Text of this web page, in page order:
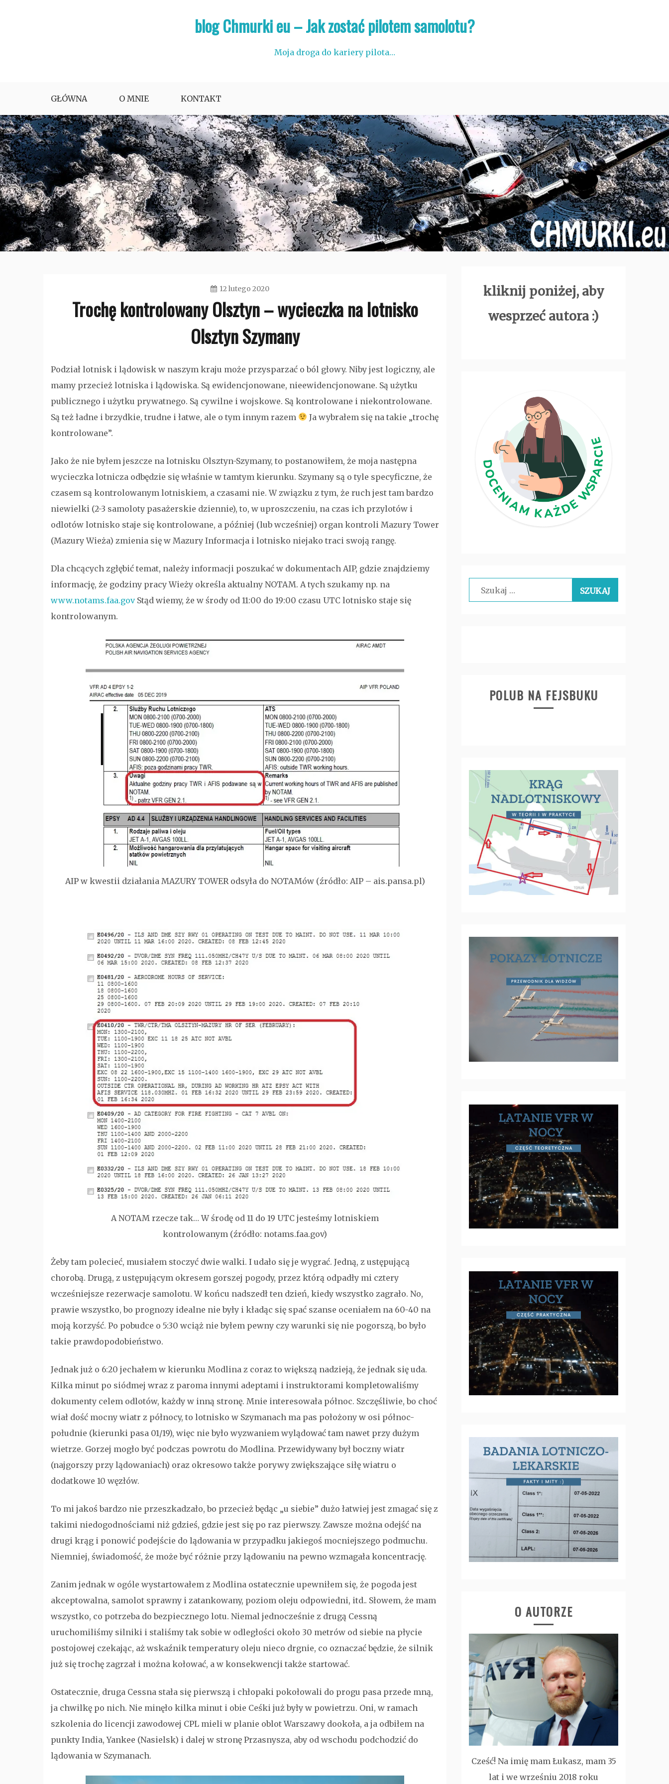
blog Chmurki eu – Jak zostać pilotem samolotu?
Moja droga do kariery pilota…
GŁÓWNA O MNIE KONTAKT
12 lutego 2020
Trochę kontrolowany Olsztyn – wycieczka na lotnisko
Olsztyn Szymany
kategorii
Podział lotnisk i lądowisk w naszym kraju może przysparzać o ból głowy. Niby jest logiczny, ale
mamy przecież lotniska i lądowiska. Są ewidencjonowane, nieewidencjonowane. Są użytku
publicznego i użytku prywatnego. Są cywilne i wojskowe. Są kontrolowane i niekontrolowane.
Są też ładne i brzydkie, trudne i łatwe, ale o tym innym razem
Ja wybrałem się na takie „trochę
kontrolowane”.
Jako że nie byłem jeszcze na lotnisku Olsztyn-Szymany, to postanowiłem, że moja następna
wycieczka lotnicza odbędzie się właśnie w tamtym kierunku. Szymany są o tyle specyficzne, że
czasem są kontrolowanym lotniskiem, a czasami nie. W związku z tym, że ruch jest tam bardzo
niewielki (2-3 samoloty pasażerskie dziennie), to, w uproszczeniu, na czas ich przylotów i
odlotów lotnisko staje się kontrolowane, a później (lub wcześniej) organ kontroli Mazury Tower
(Mazury Wieża) zmienia się w Mazury Informacja i lotnisko niejako traci swoją rangę.
Dla chcących zgłębić temat, należy informacji poszukać w dokumentach AIP, gdzie znajdziemy
informację, że godziny pracy Wieży określa aktualny NOTAM. A tych szukamy np. na
www.notams.faa.govStąd wiemy, że w środy od 11:00 do 19:00 czasu UTC lotnisko staje się
kontrolowanym.
AIP w kwestii działania MAZURY TOWER odsyła do NOTAMów (źródło: AIP – ais.pansa.pl)
A NOTAM rzecze tak… W środę od 11 do 19 UTC jesteśmy lotniskiem
kontrolowanym (źródło: notams.faa.gov)
Żeby tam polecieć, musiałem stoczyć dwie walki. I udało się je wygrać. Jedną, z ustępującą
chorobą. Drugą, z ustępującym okresem gorszej pogody, przez którą odpadły mi cztery
wcześniejsze rezerwacje samolotu. W końcu nadszedł ten dzień, kiedy wszystko zagrało. No,
prawie wszystko, bo prognozy idealne nie były i kładąc się spać szanse oceniałem na 60-40 na
moją korzyść. Po pobudce o 5:30 wciąż nie byłem pewny czy warunki się nie pogorszą, bo było
takie prawdopodobieństwo.
Jednak już o 6:20 jechałem w kierunku Modlina z coraz to większą nadzieją, że jednak się uda.
Kilka minut po siódmej wraz z paroma innymi adeptami i instruktorami kompletowaliśmy
dokumenty celem odlotów, każdy w inną stronę. Mnie interesowała północ. Szczęśliwie, bo choć
wiał dość mocny wiatr z północy, to lotnisko w Szymanach ma pas położony w osi północ-
południe (kierunki pasa 01/19), więc nie było wyzwaniem wylądować tam nawet przy dużym
wietrze. Gorzej mogło być podczas powrotu do Modlina. Przewidywany był boczny wiatr
(najgorszy przy lądowaniach) oraz okresowo także porywy zwiększające siłę wiatru o
dodatkowe 10 węzłów.
To mi jakoś bardzo nie przeszkadzało, bo przecież będąc „u siebie” dużo łatwiej jest zmagać się z
takimi niedogodnościami niż gdzieś, gdzie jest się po raz pierwszy. Zawsze można odejść na
drugi krąg i ponowić podejście do lądowania w przypadku jakiegoś mocniejszego podmuchu.
Niemniej, świadomość, że może być różnie przy lądowaniu na pewno wzmagała koncentrację.
Zanim jednak w ogóle wystartowałem z Modlina ostatecznie upewniłem się, że pogoda jest
akceptowalna, samolot sprawny i zatankowany, poziom oleju odpowiedni, itd.. Słowem, że mam
wszystko, co potrzeba do bezpiecznego lotu. Niemal jednocześnie z drugą Cessną
uruchomiliśmy silniki i staliśmy tak sobie w odległości około 30 metrów od siebie na płycie
postojowej czekając, aż wskaźnik temperatury oleju nieco drgnie, co oznaczać będzie, że silnik
już się trochę zagrzał i można kołować, a w konsekwencji także startować.
Ostatecznie, druga Cessna stała się pierwszą i chłopaki pokołowali do progu pasa przede mną,
ja chwilkę po nich. Nie minęło kilka minut i obie Ceśki już były w powietrzu. Oni, w ramach
szkolenia do licencji zawodowej CPL mieli w planie oblot Warszawy dookoła, a ja odbiłem na
punkty India, Yankee (Nasielsk) i dalej w stronę Przasnysza, aby od wschodu podchodzić do
lądowania w Szymanach.
kliknij poniżej, aby
wesprzeć autora :)
Szukaj:
POLUB NA FEJSBUKU
O AUTORZE
Cześć! Na imię mam Łukasz, mam 35
lat i we wrześniu 2018 roku